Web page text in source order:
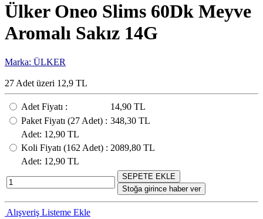
Ülker Oneo Slims 60Dk Meyve
Aromalı Sakız 14G
Marka: ÜLKER
27 Adet üzeri 12,9 TL
Adet Fiyatı :
14,90 TL
Paket Fiyatı (27 Adet) : 348,30 TL
Adet: 12,90 TL
Koli Fiyatı (162 Adet) : 2089,80 TL
Adet: 12,90 TL
SEPETE EKLE
Stoğa girince haber ver
Alışveriş Listeme Ekle